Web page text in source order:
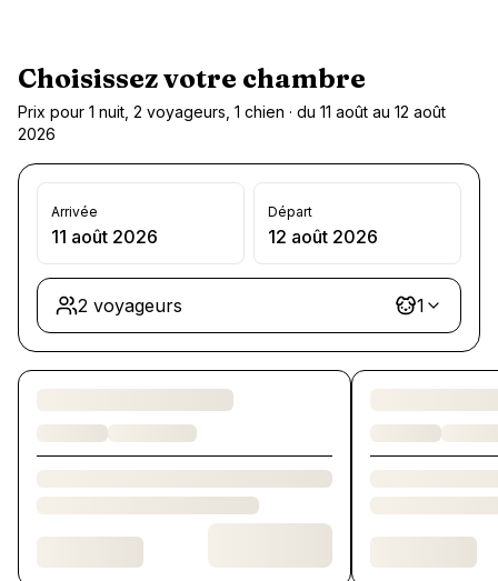
Choisissez votre chambre
Prix pour 1 nuit, 2 voyageurs, 1 chien · du 11 août au 12 août
2026
Arrivée
11 août 2026
Départ
12 août 2026
2 voyageurs 1
Chargement des chambres et des formules…